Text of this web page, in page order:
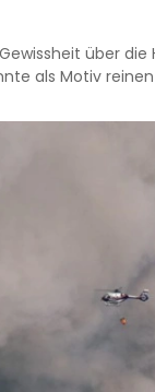
über die
als Motiv reinen